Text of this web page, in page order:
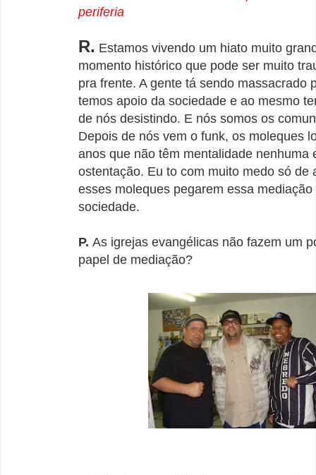
periferia
R. Estamos vivendo um hiato muito
momento histórico que pode ser muito
pra frente. A gente tá sendo massacrado
temos apoio da sociedade e ao mesmo
de nós desistindo. E nós somos os
Depois de nós vem o funk, os moleques
anos que não têm mentalidade nenhuma
ostentação. Eu to com muito medo só de
esses moleques pegarem essa mediação
sociedade.
P. As igrejas evangélicas não fazem um
papel de mediação?